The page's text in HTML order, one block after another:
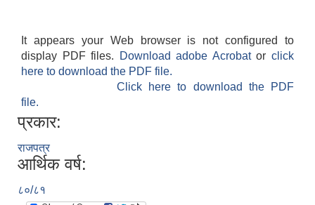
It appears your Web browser is not configured to
display PDF files.
Download adobe Acrobatorclick
here to download the PDF file.
Click here to download the PDF
file.
प्रकार:
राजपत्र
आर्थिक वर्ष:
८०/८१